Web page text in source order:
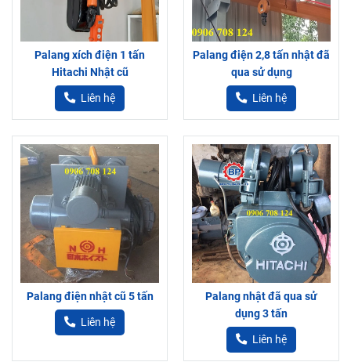
Palang xích điện 1 tấn
Hitachi Nhật cũ
Liên hệ
Palang điện 2,8 tấn nhật đã
qua sử dụng
Liên hệ
Palang điện nhật cũ 5 tấn
Liên hệ
Palang nhật đã qua sử
dụng 3 tấn
Liên hệ